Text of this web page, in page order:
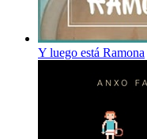
Y luego está Ramona